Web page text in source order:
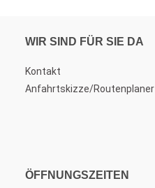
WIR SIND FÜR SIE DA
Kontakt
Anfahrtskizze/Routenplaner
ÖFFNUNGSZEITEN